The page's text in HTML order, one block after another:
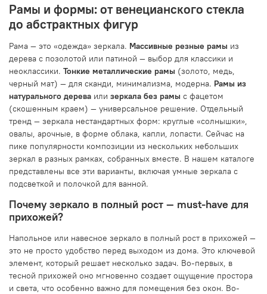
Рамы и формы: от венецианского стекла
до абстрактных фигур
Рама — это «одежда» зеркала. Массивные резные рамы из
дерева с позолотой или патиной — выбор для классики и
неоклассики. Тонкие металлические рамы (золото, медь,
черный мат) — для сканди, минимализма, модерна. Рамы из
натурального дерева или зеркала без рамы с фацетом
(скошенным краем) — универсальное решение. Отдельный
тренд — зеркала нестандартных форм: круглые «солнышки»,
овалы, арочные, в форме облака, капли, лопасти. Сейчас на
пике популярности композиции из нескольких небольших
зеркал в разных рамках, собранных вместе. В нашем каталоге
представлены все эти варианты, включая умные зеркала с
подсветкой и полочкой для ванной.
Почему зеркало в полный рост — must-have для
прихожей?
Напольное или навесное зеркало в полный рост в прихожей —
это не просто удобство перед выходом из дома. Это ключевой
элемент, который решает несколько задач. Во-первых, в
тесной прихожей оно мгновенно создает ощущение простора
и света, что особенно важно для помещения без окон. Во-